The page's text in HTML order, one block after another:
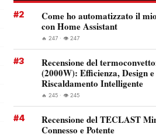
#2
Come ho automatizzato il
con Home Assistant
🔥 247 · 👁️ 247
#3
Recensione del
(2000W): Efficienza, Design
Riscaldamento Intelligente
🔥 245 · 👁️ 245
#4
Recensione del TECLAST
Connesso e Potente